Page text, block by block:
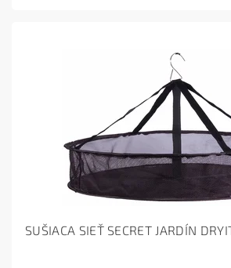
SUŠIACA SIEŤ SECRET JARDÍN